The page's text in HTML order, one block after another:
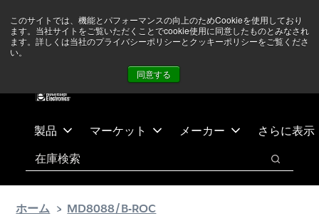
このサイトでは、機能とパフォーマンスの向上のためCookieを使用しており
ます。当社サイトをご覧いただくことでcookie使用に同意したものとみなされ
ます。詳しくは当社のプライバシーポリシーとクッキーポリシーをご覧くださ
い。
同意する
テ
ス
ありません 詳しい情報はこちら➜
製品 マーケット メーカー さらに表示
検索
検索
ホーム MD8088/B-ROC